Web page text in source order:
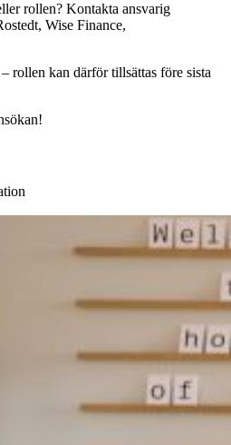
rollen? Kontakta ansvarig
Wise Finance,
rollen kan därför tillsättas före sista